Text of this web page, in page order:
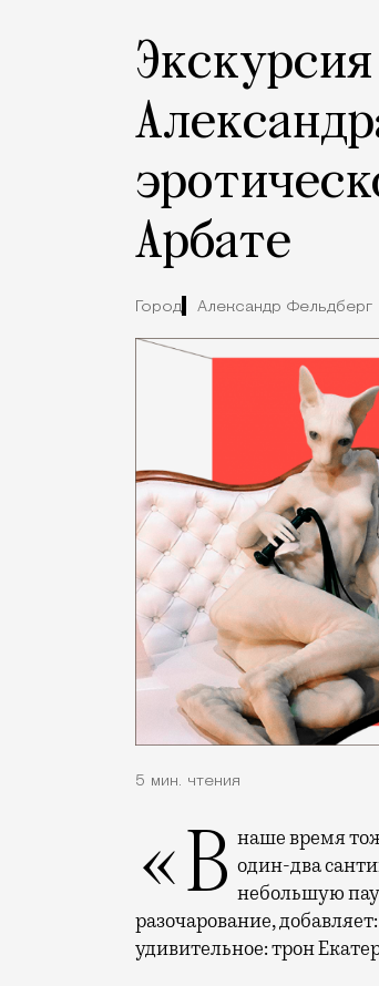
Арбате
Город Александр Фельдберг
5 мин. чтения
«В наше время тоже можно найти насосы для увеличения пениса, но лишь на один-два
небольшую
разочарование,
удивительное: трон